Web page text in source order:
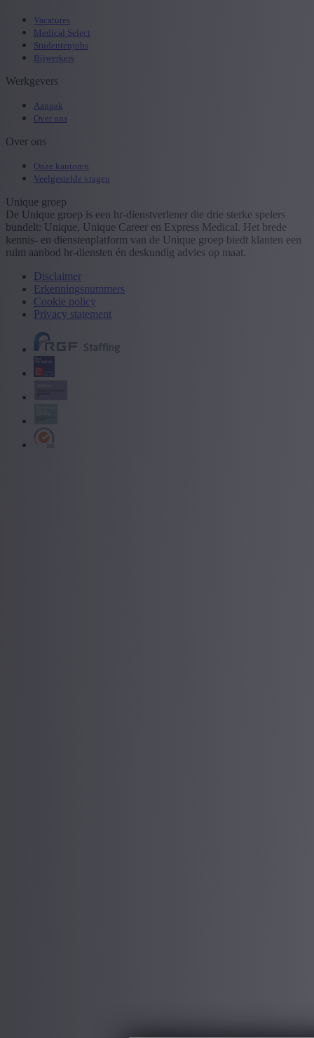
Vacatures
Medical Select
Studentenjobs
Bijwerkers
Werkgevers
Aanpak
Over ons
Over ons
Onze kantoren
Veelgestelde vragen
Unique groep
De Unique groep is een hr-dienstverlener die drie sterke spelers
bundelt: Unique, Unique Career en Express Medical. Het brede
kennis- en dienstenplatform van de Unique groep biedt klanten een
ruim aanbod hr-diensten én deskundig advies op maat.
Disclaimer
Erkenningsnummers
Cookie policy
Privacy statement